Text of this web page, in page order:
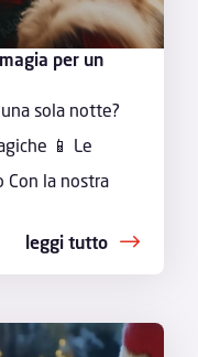
per un
sola notte?
📱 Le
Con la nostra
leggi tutto